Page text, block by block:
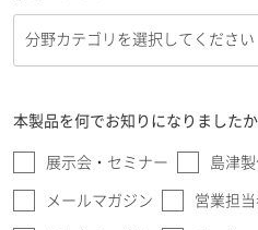
本製品を何でお知りになりましたか
展示会・セミナー 島津
メールマガジン 営業担